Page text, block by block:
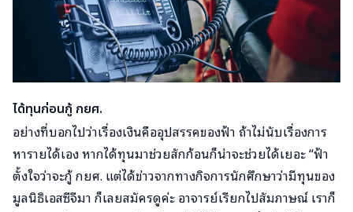
ได้ทุนก่อนกู้ กยศ.
อย่างที่บอกไปว่าเรื่องเงินคืออุปสรรคของฟ้า ถ้าไม่นับเรื่องการ
หารายได้เอง หากได้ทุนมาช่วยสักก้อนก็น่าจะช่วยได้เยอะ “ฟ้า
ตั้งใจว่าจะกู้ กยศ. แต่ได้ข่าวจากทางกิจการนักศึกษาว่ามีทุนของ
มูลนิธิเอสซีจีมา ก็เลยสมัครดูค่ะ อาจารย์เรียกไปสัมภาษณ์ เราก็